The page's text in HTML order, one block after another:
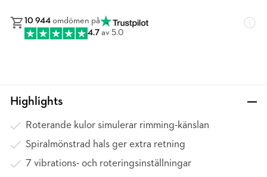
10 944 omdömen på
4.7 av 5.0
Highlights
Roterande kulor simulerar rimming-känslan
Spiralmönstrad hals ger extra retning
7 vibrations- och roteringsinställningar